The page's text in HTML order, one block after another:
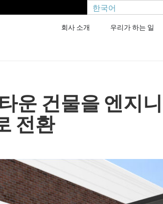
한국어
회사 소개 우리가 하는 일
운 건물을 엔지
전환